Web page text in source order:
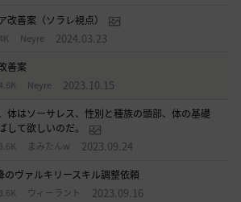
改善案（ソラレ視点）
4K Neyre 2024.03.23
善案
4.6K Neyre 2023.10.15
体はソーサレス、性別と種族の頭部、体の基礎
して欲しいのだ。
3.6K まみたんw 2023.09.24
のヴァルキリースキル調整依頼
3.6K ウィーラント 2023.09.16